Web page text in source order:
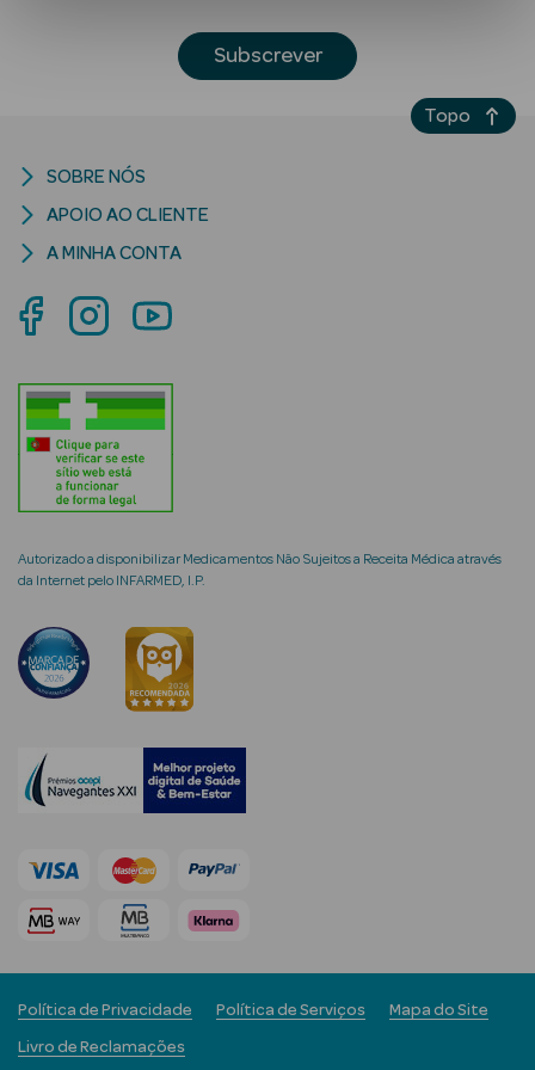
Ver Tudo
Solares
Corpo
Lábios
Solares Bebé e
Criança
Rosto e
Ver Tudo
Cosmética
Hidratantes
Séruns Faciais
Creme de Olhos
Anti-
envelhecimento
Subscrever
Autorizado a disponibilizar Medicamentos Não Sujeitos a Receita Médica através
da Internet pelo INFARMED, I.P.
SOBRE NÓS
APOIO AO CLIENTE
A MINHA CONTA
Política de Privacidade Política de Serviços Mapa do Site
Livro de Reclamações
Topo